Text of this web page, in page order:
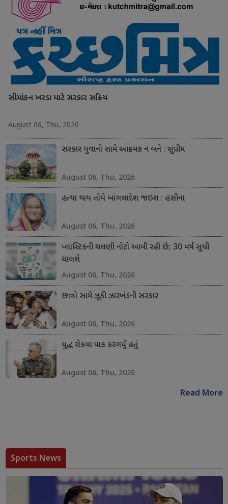
સીમાંકન ખરડા માટે સરકાર સક્રિય
August 06, Thu, 2026
સરકાર યુવાનો સામે આક્રમક ન બને : સુપ્રીમ
August 06, Thu, 2026
હત્યા થાય તોયે બાંગલાદેશ જઇશ : હસીના
August 06, Thu, 2026
પ્લાસ્ટિકની ચલણી નોટો આવી રહી છે; 30 વર્ષ સુધી
ચાલશે
August 06, Thu, 2026
છાત્રો સામે ઝૂકી ઝારખંડની સરકાર
August 06, Thu, 2026
યુદ્ધ રોકવા પાક કરગર્યું હતું
August 06, Thu, 2026
Read More
Sports News